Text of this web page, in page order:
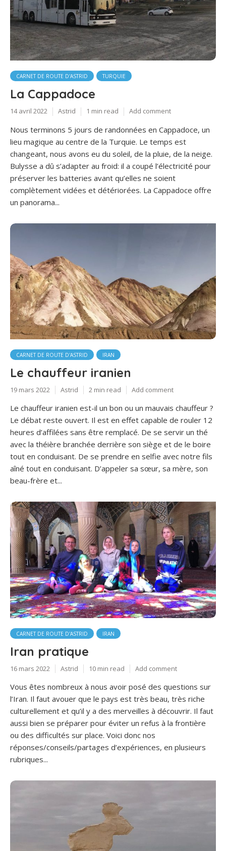
CARNET DE ROUTE D'ASTRID TURQUIE
La Cappadoce
14 avril 2022 Astrid 1 min read Add comment
Nous terminons 5 jours de randonnées en Cappadoce, un
lieu magique au centre de la Turquie. Le temps est
changeant, nous avons eu du soleil, de la pluie, de la neige.
Bulysse a dû s’adapter au froid: il a coupé l’électricité pour
préserver les batteries avant qu’elles ne soient
complètement vidées et détériorées. La Cappadoce offre
un panorama...
CARNET DE ROUTE D'ASTRID IRAN
Le chauffeur iranien
19 mars 2022 Astrid 2 min read Add comment
Le chauffeur iranien est-il un bon ou un mauvais chauffeur ?
Le débat reste ouvert. Il est en effet capable de rouler 12
heures d’affilées sans être remplacé. De se servir un thé
avec la théière branchée derrière son siège et de le boire
tout en conduisant. De se prendre en selfie avec notre fils
aîné tout en conduisant. D’appeler sa sœur, sa mère, son
beau-frère et...
CARNET DE ROUTE D'ASTRID IRAN
Iran pratique
16 mars 2022 Astrid 10 min read Add comment
Vous êtes nombreux à nous avoir posé des questions sur
l’Iran. Il faut avouer que le pays est très beau, très riche
culturellement et qu’il y a des merveilles à découvrir. Il faut
aussi bien se préparer pour éviter un refus à la frontière
ou des difficultés sur place. Voici donc nos
réponses/conseils/partages d’expériences, en plusieurs
rubriques...